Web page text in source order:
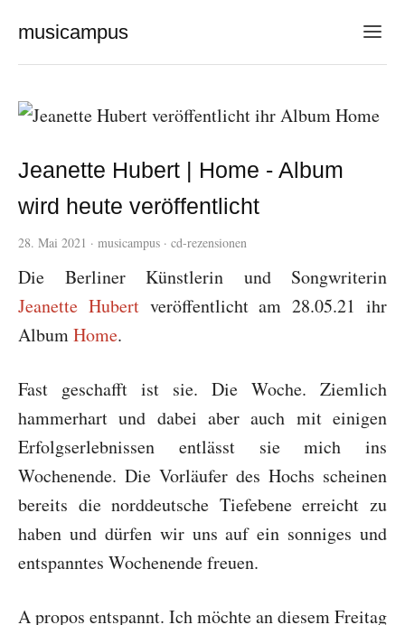
musicampus
Jeanette Hubert | Home - Album
wird heute veröffentlicht
28. Mai 2021 · musicampus · cd-rezensionen
Die Berliner Künstlerin und Songwriterin
Jeanette Hubertveröffentlicht am 28.05.21 ihr
AlbumHome.
Fast geschafft ist sie. Die Woche. Ziemlich
hammerhart und dabei aber auch mit einigen
Erfolgserlebnissen entlässt sie mich ins
Wochenende. Die Vorläufer des Hochs scheinen
bereits die norddeutsche Tiefebene erreicht zu
haben und dürfen wir uns auf ein sonniges und
entspanntes Wochenende freuen.
A propos entspannt. Ich möchte an diesem Freitag